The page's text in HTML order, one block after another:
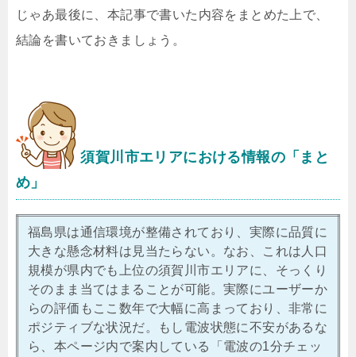
じゃあ最後に、本記事で書いた内容をまとめた上で、
結論を書いておきましょう。
須賀川市エリアにおける情報の「まと
め」
福島県は通信環境が整備されており、実際に品質に
大きな懸念材料は見当たらない。なお、これは人口
規模が県内でも上位の須賀川市エリアに、そっくり
そのまま当てはまることが可能。実際にユーザーか
らの評価もここ数年で大幅に高まっており、非常に
ポジティブな状況だ。もし電波状態に不安があるな
ら、本ページ内で案内している「電波の1分チェッ